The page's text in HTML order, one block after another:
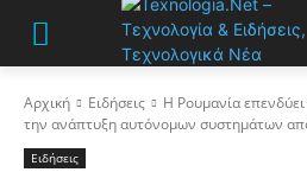
Αρχική Ειδήσεις
Η Ρουμανία
την ανάπτυξη αυτόνομων συστημάτων
Ειδήσεις